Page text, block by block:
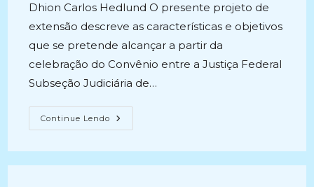
Dhion Carlos Hedlund O presente projeto de
extensão descreve as características e objetivos
que se pretende alcançar a partir da
celebração do Convênio entre a Justiça Federal
Subseção Judiciária de…
Continue Lendo CONVÊNIO
ENTRE
SUBSEÇÃO